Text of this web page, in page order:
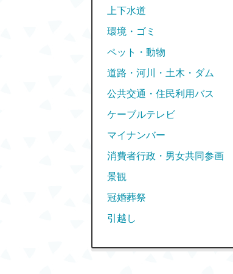
上下水道
環境・ゴミ
ペット・動物
道路・河川・土木・ダム
公共交通・住民利用バス
ケーブルテレビ
マイナンバー
消費者行政・男女共同参画
景観
冠婚葬祭
引越し